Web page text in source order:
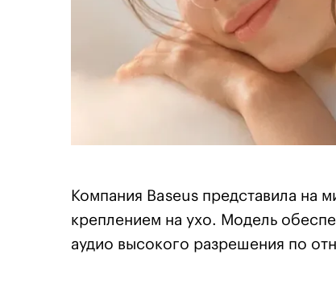
Компания Baseus представила на
креплением на ухо. Модель
аудио высокого разрешения по